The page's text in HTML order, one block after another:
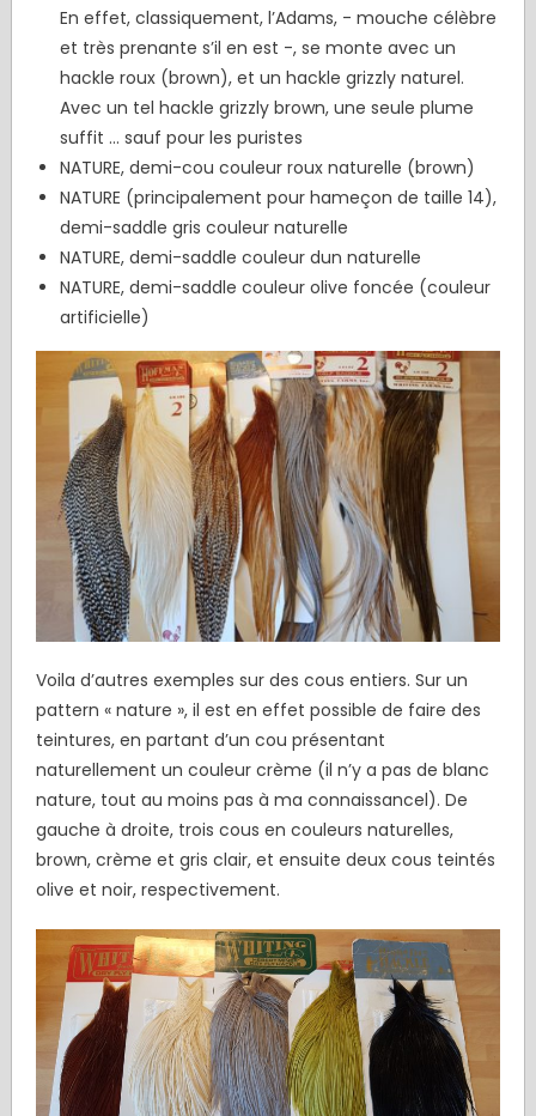
En effet, classiquement, l’Adams, - mouche célèbre
et très prenante s’il en est -, se monte avec un
hackle roux (brown), et un hackle grizzly naturel.
Avec un tel hackle grizzly brown, une seule plume
suffit … sauf pour les puristes
NATURE, demi-cou couleur roux naturelle (brown)
NATURE (principalement pour hameçon de taille 14),
demi-saddle gris couleur naturelle
NATURE, demi-saddle couleur dun naturelle
NATURE, demi-saddle couleur olive foncée (couleur
artificielle)
Voila d’autres exemples sur des cous entiers. Sur un
pattern « nature », il est en effet possible de faire des
teintures, en partant d’un cou présentant
naturellement un couleur crème (il n’y a pas de blanc
nature, tout au moins pas à ma connaissancel). De
gauche à droite, trois cous en couleurs naturelles,
brown, crème et gris clair, et ensuite deux cous teintés
olive et noir, respectivement.